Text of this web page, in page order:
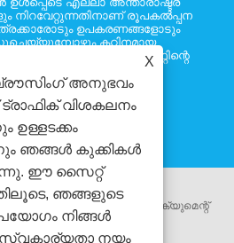
നിറവേറ്റുന്നതിനാണ് രൂപകൽപ്പന
ഉപകരണങ്ങളോടും
കഠിനമായ
പൊട്ടിക്കുള്ളതുമായ റാഫ്റ്റിന്റെ
സൻഹുവ ഇലക്ട്രിക്കൽ എക്യുമെന്റ്
റിസർവ്വ് ചെയ്തു.
X
ബ്രൗസിംഗ് അനുഭവം
വിശകലനം
ഉള്ളടക്കം
ഞങ്ങൾ കുക്കികൾ
ഈ സൈറ്റ്
ഞങ്ങളുടെ
നിങ്ങൾ
സ്വകാര്യതാ നയം